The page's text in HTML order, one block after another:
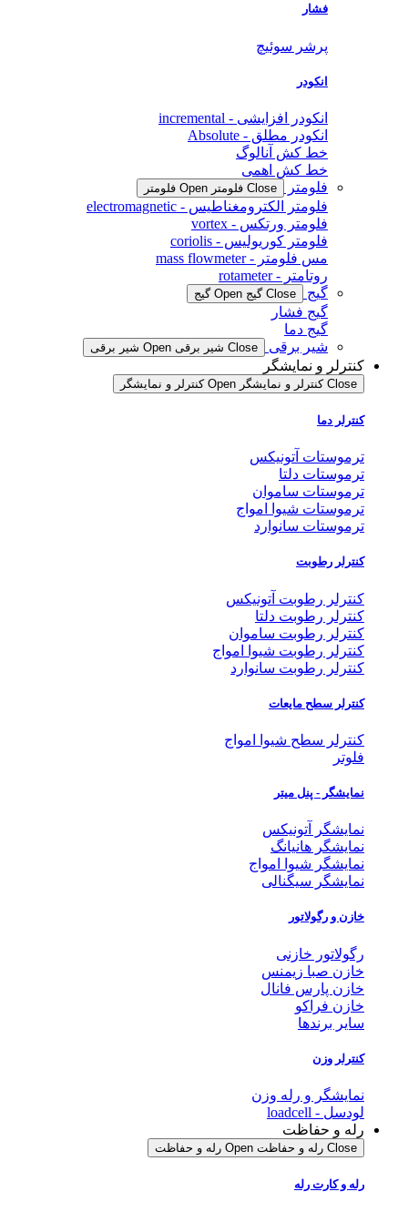
فشار
پرشر سوئیچ
انکودر
انکودر افزایشی - incremental
انکودر مطلق - Absolute
خط کش آنالوگ
خط کش اهمی
فلومتر
Close فلومتر Open فلومتر
فلومتر الکترومغناطیس - electromagnetic
فلومتر ورتکس - vortex
فلومتر کوریولیس - coriolis
مس فلومتر - mass flowmeter
روتامتر - rotameter
گیج
Close گیج Open گیج
گیج فشار
گیج دما
شیر برقی
Close شیر برقی Open شیر برقی
کنترلر و نمایشگر
Close کنترلر و نمایشگر Open کنترلر و نمایشگر
کنترلر دما
ترموستات آتونیکس
ترموستات دلتا
ترموستات ساموان
ترموستات شیوا امواج
ترموستات سانوارد
کنترلر رطوبت
کنترلر رطوبت آتونیکس
کنترلر رطوبت دلتا
کنترلر رطوبت ساموان
کنترلر رطوبت شیوا امواج
کنترلر رطوبت سانوارد
کنترلر سطح مایعات
کنترلر سطح شیوا امواج
فلوتر
نمایشگر - پنل میتر
نمایشگر آتونیکس
نمایشگر هانیانگ
نمایشگر شیوا امواج
نمایشگر سیگنالی
خازن و رگولاتور
رگولاتور خازنی
خازن صبا زیمنس
خازن پارس فانال
خازن فراکو
سایر برندها
کنترلر وزن
نمایشگر و رله وزن
لودسل - loadcell
رله و حفاظت
Close رله و حفاظت Open رله و حفاظت
رله و کارت رله